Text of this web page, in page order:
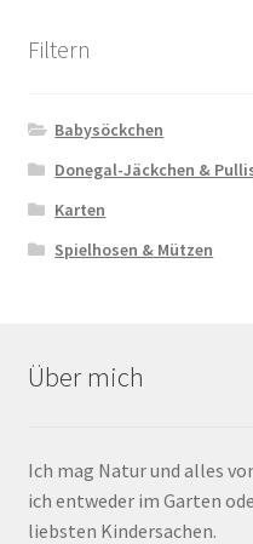
Filtern
Babysöckchen
Donegal-Jäckchen &
Karten
Spielhosen & Mützen
Über mich
Ich mag Natur und alles
ich entweder im Garten
liebsten Kindersachen.